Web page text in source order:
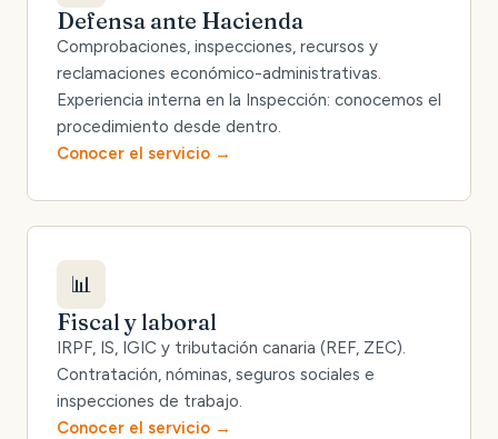
Defensa ante Hacienda
Comprobaciones, inspecciones, recursos y
reclamaciones económico-administrativas.
Experiencia interna en la Inspección: conocemos el
procedimiento desde dentro.
Conocer el servicio
📊
Fiscal y laboral
IRPF, IS, IGIC y tributación canaria (REF, ZEC).
Contratación, nóminas, seguros sociales e
inspecciones de trabajo.
Conocer el servicio